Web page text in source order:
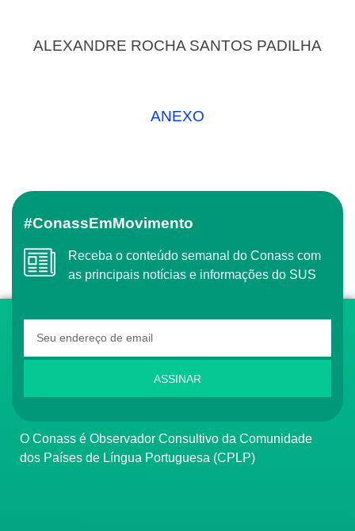
ALEXANDRE ROCHA SANTOS PADILHA
ANEXO
#ConassEmMovimento
Receba o conteúdo semanal do Conass com
as principais notícias e informações do SUS
ASSINAR
O Conass é Observador Consultivo da Comunidade
dos Países de Língua Portuguesa (CPLP)